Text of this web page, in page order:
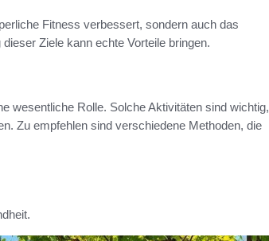
Fitness verbessert, sondern auch das
Ziele kann echte Vorteile bringen.
wesentliche Rolle. Solche Aktivitäten sind wichtig,
Zu empfehlen sind verschiedene Methoden, die